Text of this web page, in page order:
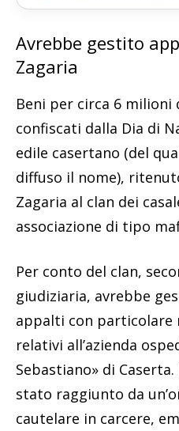
Avrebbe gestito
Zagaria
Beni per circa 6
confiscati dalla Dia di
edile casertano (del
diffuso il nome),
Zagaria al clan dei
associazione di tipo
Per conto del clan,
giudiziaria, avrebbe
appalti con
relativi all’azienda
Sebastiano» di
stato raggiunto da
cautelare in carcere,